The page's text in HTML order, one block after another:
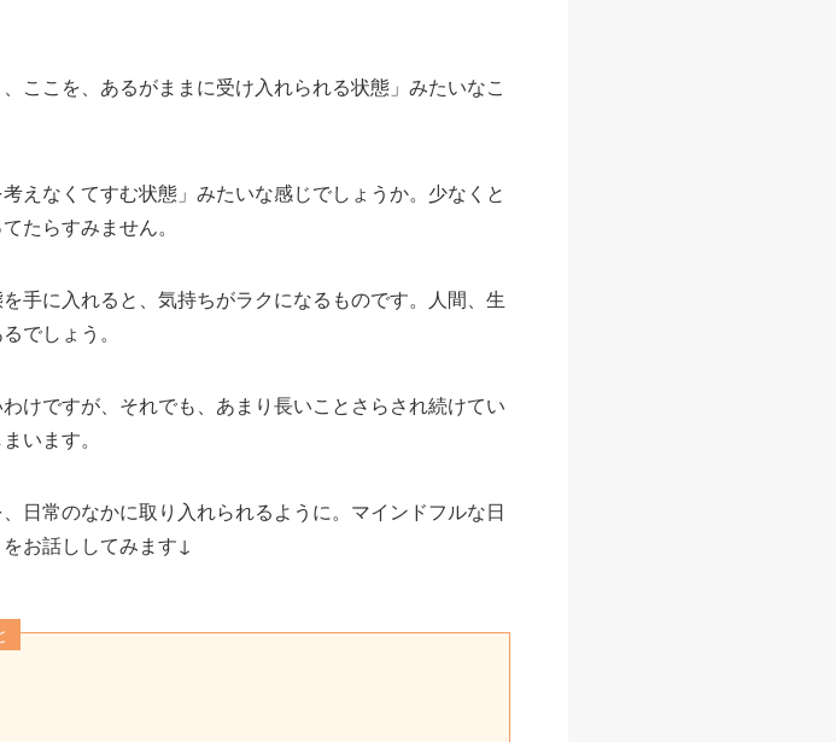
ここを、あるがままに受け入れられる状態」みたいなこ
えなくてすむ状態」みたいな感じでしょうか。少なくと
たらすみません。
手に入れると、気持ちがラクになるものです。人間、生
でしょう。
けですが、それでも、あまり長いことさらされ続けてい
います。
日常のなかに取り入れられるように。マインドフルな日
お話ししてみます↓